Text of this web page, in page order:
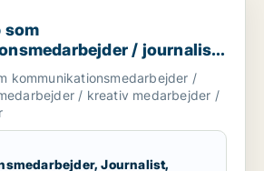
kommunikationsmedarbejder /
som
/ journalist
/ kreativ medarbejder
kommunikationsmedarbejder /
/ kreativ medarbejder /
Journalist,